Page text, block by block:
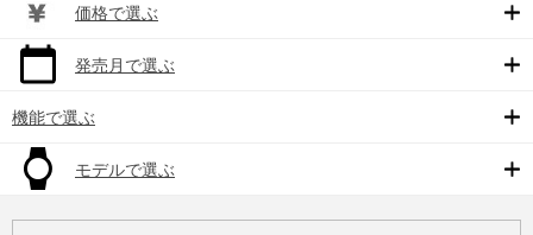
価格で選ぶ
発売月で選ぶ
機能で選ぶ
モデルで選ぶ